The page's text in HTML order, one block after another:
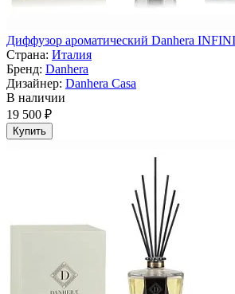
Диффузор ароматический Danhera
Страна: Италия
Бренд: Danhera
Дизайнер: Danhera Casa
В наличии
19 500 ₽
Купить